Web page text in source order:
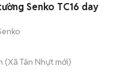
Senko TC16 day
(Xã Tân Nhựt mới)